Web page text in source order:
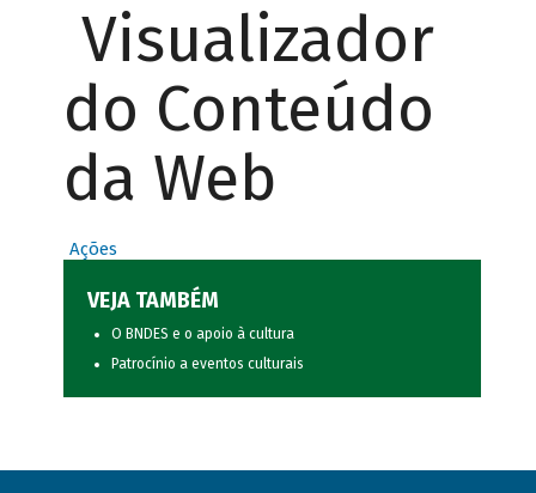
Visualizador
do Conteúdo
da Web
Ações
VEJA TAMBÉM
O BNDES e o apoio à cultura
Patrocínio a eventos culturais